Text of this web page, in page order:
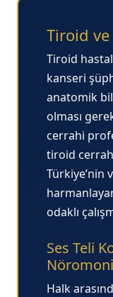
Tiroid
Tiroid
kanseri
anatomik
olması
cerrahi
tiroid
Türkiye’nin
odaklı
Ses Teli
Halk